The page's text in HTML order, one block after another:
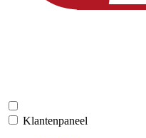
Klantenpaneel